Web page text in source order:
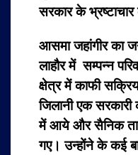
सरकार के
आसमा जहांगीर का
लाहौर में सम्पन्न
क्षेत्र में काफी
जिलानी एक सरकारी
में आये और सैनिक
गए। उन्होंने के कई